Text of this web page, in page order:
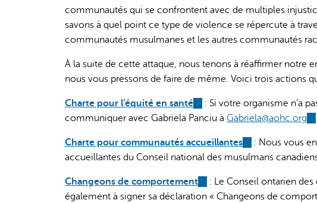
communautés qui se confrontent avec de multiples
savons à quel point ce type de violence se répercute à
communautés musulmanes et les autres communautés
À la suite de cette attaque, nous tenons à réaffirmer notre
nous vous pressons de faire de même. Voici trois actions
Charte pour l’équité en santé (link
is
: Si votre organisme n’a
communiquer avec Gabriela Panciu à Gabriela@aohc.org
e-
Charte pour communautés accueillantes (link
is
: Nous vous
accueillantes du Conseil national des musulmans
Changeons de comportement (link
is
: Le Conseil ontarien
également à signer sa déclaration « Changeons de